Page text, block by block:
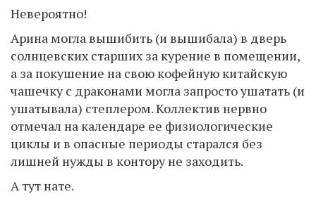
Невероятно!
Арина могла вышибить (и вышибала) в дверь
солнцевских старших за курение в помещении,
а за покушение на свою кофейную китайскую
чашечку с драконами могла запросто ушатать (и
ушатывала) степлером. Коллектив нервно
отмечал на календаре ее физиологические
циклы и в опасные периоды старался без
лишней нужды в контору не заходить.
А тут нате.